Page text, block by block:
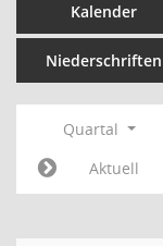
Kalender
Niederschriften
Quartal
Aktuell